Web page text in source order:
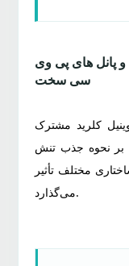
پانل های پی وی
سی سخت
کلرید مشترک
بر نحوه جذب تنش
مختلف تأثیر
می‌گذارد.